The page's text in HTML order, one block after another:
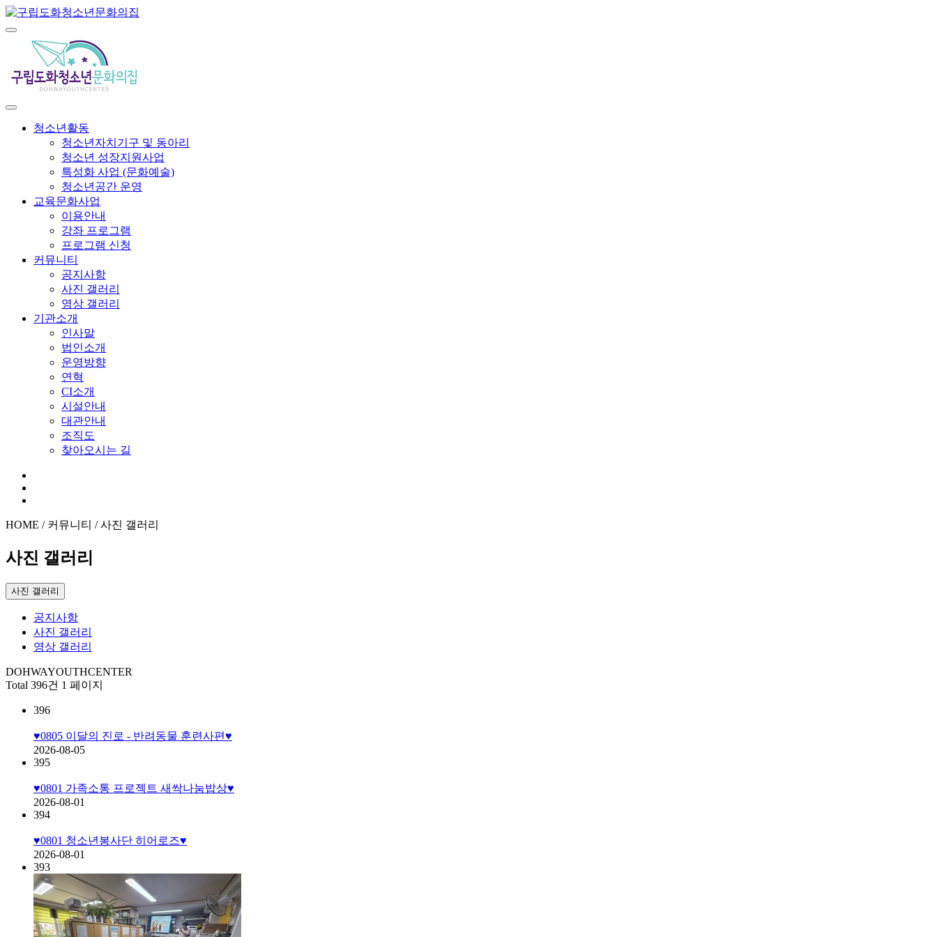
청소년활동
청소년자치기구 및 동아리
청소년 성장지원사업
특성화 사업 (문화예술)
청소년공간 운영
교육문화사업
이용안내
강좌 프로그램
프로그램 신청
커뮤니티
공지사항
사진 갤러리
영상 갤러리
기관소개
인사말
법인소개
운영방향
연혁
CI소개
시설안내
대관안내
조직도
찾아오시는 길
HOME / 커뮤니티 / 사진 갤러리
사진 갤러리
사진 갤러리
공지사항
사진 갤러리
영상 갤러리
DOHWAYOUTHCENTER
Total 396건 1 페이지
396
♥0805 이달의 진로 - 반려동물 훈련사편♥
2026-08-05
395
♥0801 가족소통 프로젝트 새싹나눔밥상♥
2026-08-01
394
♥0801 청소년봉사단 히어로즈♥
2026-08-01
393